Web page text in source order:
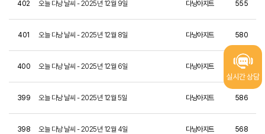
402 오늘 다낭 날씨 - 2025년 12월 9일 다낭아지트 555
401 오늘 다낭 날씨 - 2025년 12월 8일 다낭아지트 580
400 오늘 다낭 날씨 - 2025년 12월 6일 다낭아지트 529
399 오늘 다낭 날씨 - 2025년 12월 5일 다낭아지트 586
398 오늘 다낭 날씨 - 2025년 12월 4일 다낭아지트 568
실시간 상담